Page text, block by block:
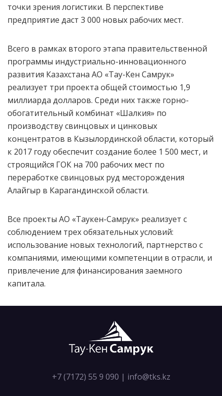
точки зрения логистики. В перспективе
предприятие даст 3 000 новых рабочих мест.
Всего в рамках второго этапа правительственной
программы индустриально-инновационного
развития Казахстана АО «Тау-Кен Самрук»
реализует три проекта общей стоимостью 1,9
миллиарда долларов. Среди них также горно-
обогатительный комбинат «Шалкия» по
производству свинцовых и цинковых
концентратов в Кызылординской области, который
к 2017 году обеспечит создание более 1 500 мест, и
строящийся ГОК на 700 рабочих мест по
переработке свинцовых руд месторождения
Алайгыр в Карагандинской области.
Все проекты АО «Таукен-Самрук» реализует с
соблюдением трех обязательных условий:
использование новых технологий, партнерство с
компаниями, имеющими компетенции в отрасли, и
привлечение для финансирования заемного
капитала.
+7 (7172) 55 9 090 | info@tks.kz